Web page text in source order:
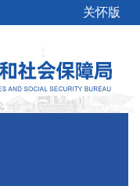
关怀版